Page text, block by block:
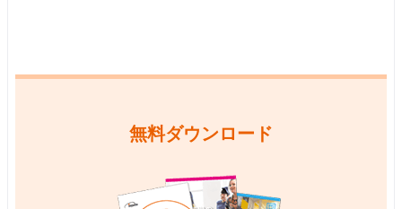
無料ダウンロード